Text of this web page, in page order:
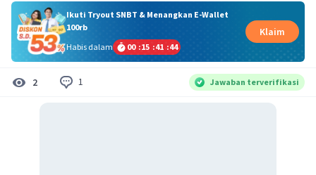
Ikuti Tryout SNBT & Menangkan E-Wallet
100rb
Habis dalam
00 :15 :41 :44
Klaim
2 1 Jawaban terverifikasi